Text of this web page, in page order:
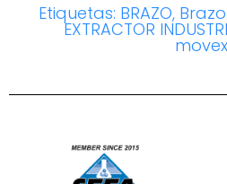
Etiquetas: BRAZO,
EXTRACTOR
movex